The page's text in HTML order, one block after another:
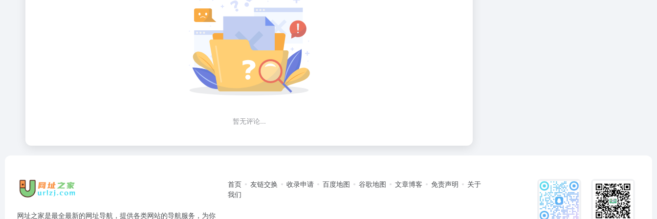
暂无评论...
网址之家是最全最新的网址导航，提供各类网站的导航服务，为你
首页 友链交换 收录申请 百度地图 谷歌地图 文章博客 免责声明
关于
我们